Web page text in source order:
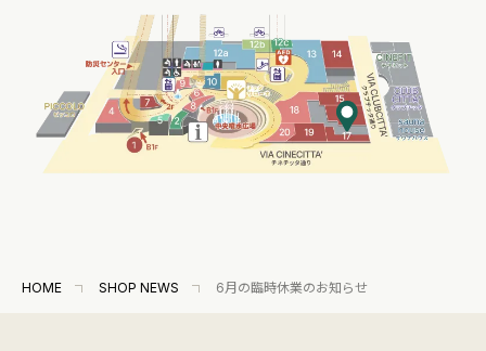
HOME SHOP NEWS 6月の臨時休業のお知らせ